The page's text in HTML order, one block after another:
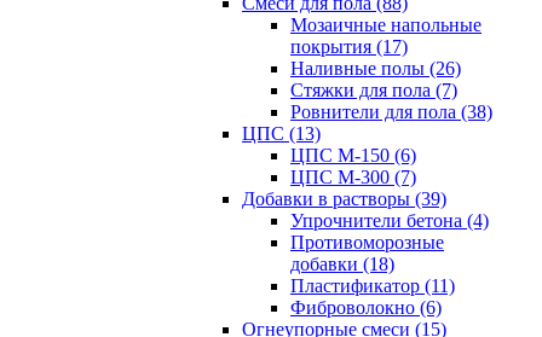
Мозаичные напольные
покрытия (17)
Наливные полы (26)
Стяжки для пола (7)
Ровнители для пола (38)
ЦПС (13)
ЦПС М-150 (6)
ЦПС М-300 (7)
Добавки в растворы (39)
Упрочнители бетона (4)
Противоморозные
добавки (18)
Пластификатор (11)
Фиброволокно (6)
Огнеупорные смеси (15)